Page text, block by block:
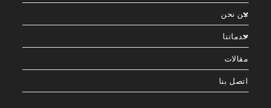
من نحن
خدماتنا
مقالات
اتصل بنا